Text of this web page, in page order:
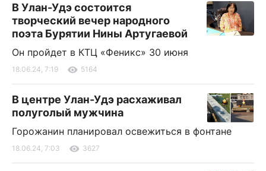
В Улан-Удэ состоится
творческий вечер народного
поэта Бурятии Нины Артугаевой
Он пройдет в КТЦ «Феникс» 30 июня
18.06.24, 7:19 5164
В центре Улан-Удэ расхаживал
полуголый мужчина
Горожанин планировал освежиться в фонтане
18.06.24, 7:03 3627